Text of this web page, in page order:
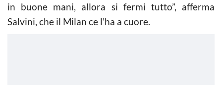
in buone mani, allora si fermi tutto”, afferma
Salvini, che il Milan ce l’ha a cuore.